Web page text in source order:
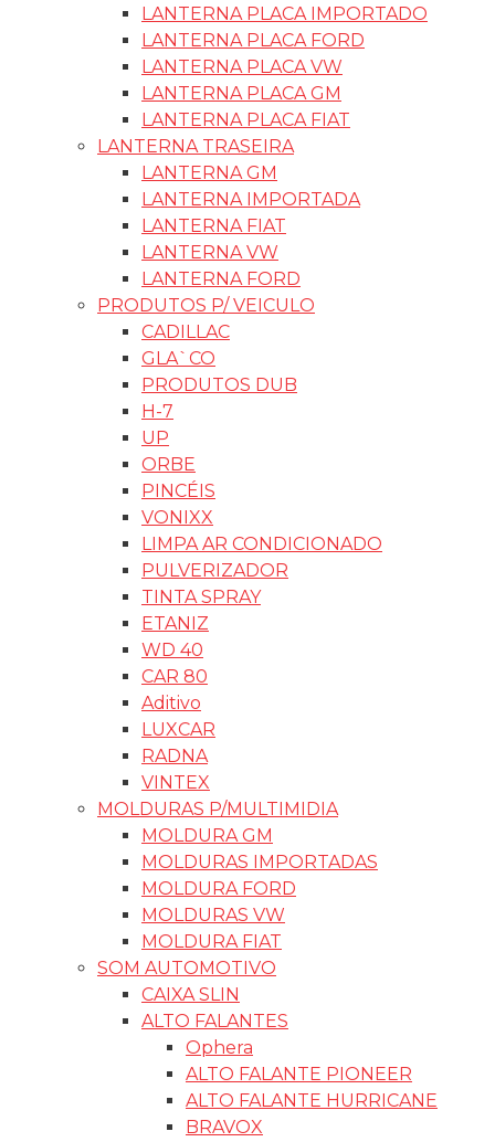
LANTERNA PLACA IMPORTADO
LANTERNA PLACA FORD
LANTERNA PLACA VW
LANTERNA PLACA GM
LANTERNA PLACA FIAT
LANTERNA TRASEIRA
LANTERNA GM
LANTERNA IMPORTADA
LANTERNA FIAT
LANTERNA VW
LANTERNA FORD
PRODUTOS P/ VEICULO
CADILLAC
GLA`CO
PRODUTOS DUB
H-7
UP
ORBE
PINCÉIS
VONIXX
LIMPA AR CONDICIONADO
PULVERIZADOR
TINTA SPRAY
ETANIZ
WD 40
CAR 80
Aditivo
LUXCAR
RADNA
VINTEX
MOLDURAS P/MULTIMIDIA
MOLDURA GM
MOLDURAS IMPORTADAS
MOLDURA FORD
MOLDURAS VW
MOLDURA FIAT
SOM AUTOMOTIVO
CAIXA SLIN
ALTO FALANTES
Ophera
ALTO FALANTE PIONEER
ALTO FALANTE HURRICANE
BRAVOX